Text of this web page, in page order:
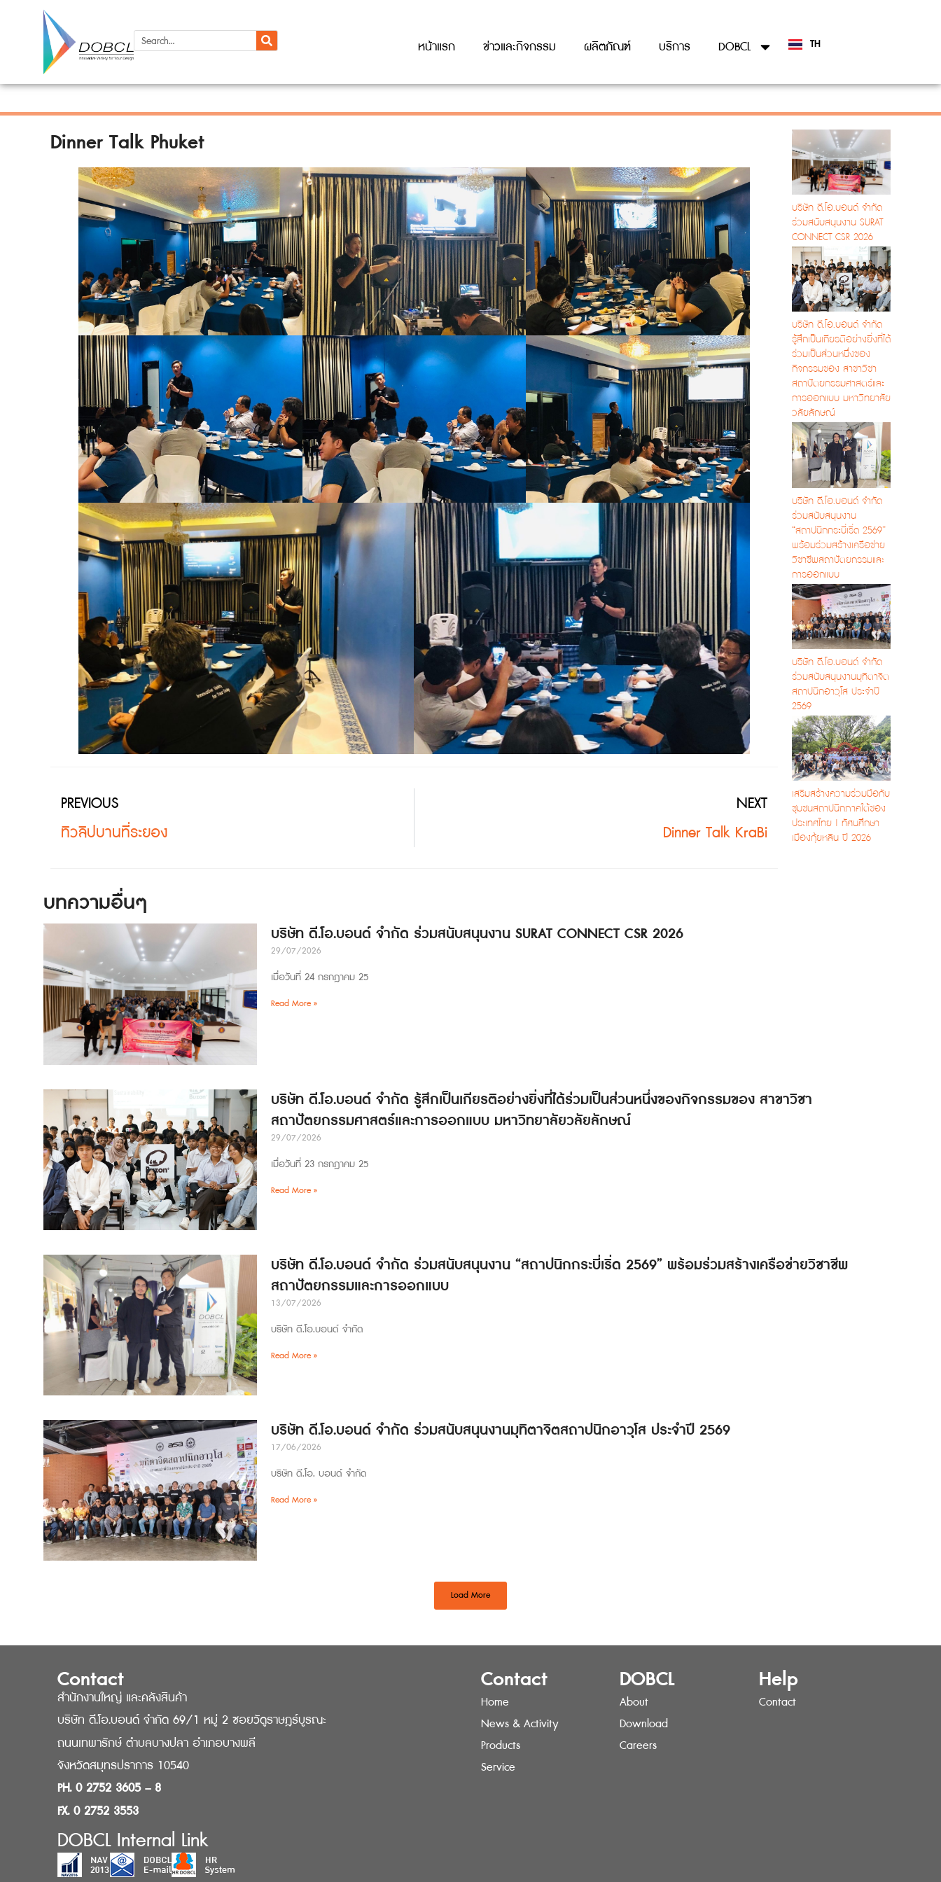
หน้าแรก ข่าวและกิจกรรม ผลิตภัณฑ์ บริการ DOBCL TH
EN
Dinner Talk Phuket
PREVIOUS
ทิวลิปบานที่ระยอง
NEXT
Dinner Talk KraBi
บริษัท ดี.โอ.บอนด์ จำกัด
ร่วมสนับสนุนงาน SURAT
CONNECT CSR 2026
บริษัท ดี.โอ.บอนด์ จำกัด
รู้สึกเป็นเกียรติอย่างยิ่งที่ได้
ร่วมเป็นส่วนหนึ่งของ
กิจกรรมของ สาขาวิชา
สถาปัตยกรรมศาสตร์และ
การออกแบบ มหาวิทยาลัย
วลัยลักษณ์
บริษัท ดี.โอ.บอนด์ จำกัด
ร่วมสนับสนุนงาน
“สถาปนิกกระบี่เริ่ด 2569”
พร้อมร่วมสร้างเครือข่าย
วิชาชีพสถาปัตยกรรมและ
การออกแบบ
บริษัท ดี.โอ.บอนด์ จำกัด
ร่วมสนับสนุนงานมุทิตาจิต
สถาปนิกอาวุโส ประจำปี
2569
เสริมสร้างความร่วมมือกับ
ชุมชนสถาปนิกภาคใต้ของ
ประเทศไทย | ทัศนศึกษา
เมืองกุ้ยหลิน ปี 2026
บทความอื่นๆ
บริษัท ดี.โอ.บอนด์ จำกัด ร่วมสนับสนุนงาน SURAT CONNECT CSR 2026
29/07/2026
เมื่อวันที่ 24 กรกฎาคม 25
Read More »
บริษัท ดี.โอ.บอนด์ จำกัด รู้สึกเป็นเกียรติอย่างยิ่งที่ได้ร่วมเป็นส่วนหนึ่งของกิจกรรมของ สาขาวิชา
สถาปัตยกรรมศาสตร์และการออกแบบ มหาวิทยาลัยวลัยลักษณ์
29/07/2026
เมื่อวันที่ 23 กรกฎาคม 25
Read More »
บริษัท ดี.โอ.บอนด์ จำกัด ร่วมสนับสนุนงาน “สถาปนิกกระบี่เริ่ด 2569” พร้อมร่วมสร้างเครือข่ายวิชาชีพ
สถาปัตยกรรมและการออกแบบ
13/07/2026
บริษัท ดี.โอ.บอนด์ จำกัด
Read More »
บริษัท ดี.โอ.บอนด์ จำกัด ร่วมสนับสนุนงานมุทิตาจิตสถาปนิกอาวุโส ประจำปี 2569
17/06/2026
บริษัท ดี.โอ. บอนด์ จำกัด
Read More »
Load More
Contact
สำนักงานใหญ่ และคลังสินค้า
บริษัท ดี.โอ.บอนด์ จำกัด 69/1 หมู่ 2 ซอยวัดูราษฎร์บูรณะ
ถนนเทพารักษ์ ตำบลบางปลา อำเภอบางพลี
จังหวัดสมุทรปราการ 10540
PH. 0 2752 3605 – 8
FX. 0 2752 3553
DOBCL Internal Link
Contact
Home
News & Activity
Products
Service
DOBCL
About
Download
Careers
Help
Contact